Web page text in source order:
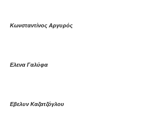
Κωνσταντίνος Αργυρός
Ελενα Γαλύφα
Εβελυν Καζατζόγλου